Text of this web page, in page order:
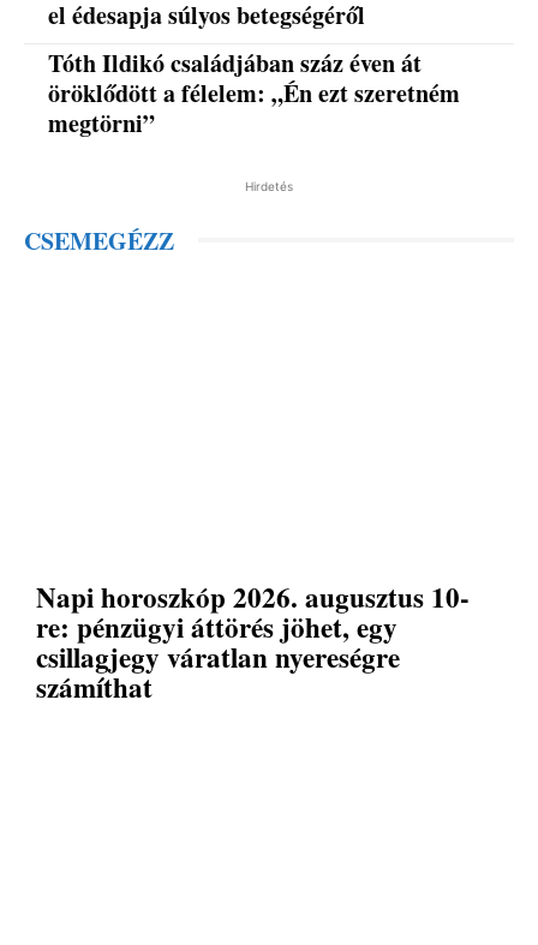
el édesapja súlyos betegségéről
Tóth Ildikó családjában száz éven át
öröklődött a félelem: „Én ezt szeretném
megtörni”
Hirdetés
CSEMEGÉZZ
Napi horoszkóp 2026. augusztus 10-
re: pénzügyi áttörés jöhet, egy
csillagjegy váratlan nyereségre
számíthat